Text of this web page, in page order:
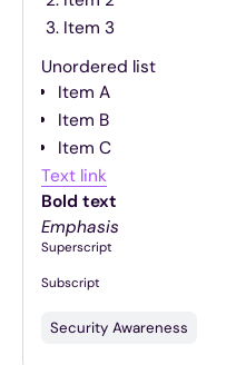
Item 3
Unordered list
Item A
Item B
Item C
Text link
Bold text
Emphasis
Superscript
Subscript
Security Awareness